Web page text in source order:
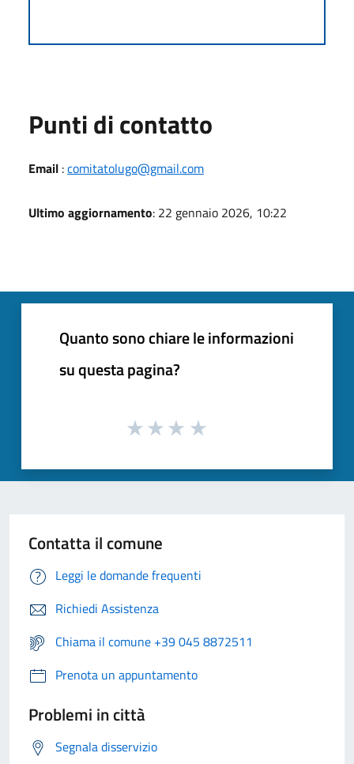
Punti di contatto
Email :comitatolugo@gmail.com
Ultimo aggiornamento: 22 gennaio 2026, 10:22
Quanto sono chiare le informazioni
su questa pagina?
Contatta il comune
Leggi le domande frequenti
Richiedi Assistenza
Chiama il comune +39 045 8872511
Prenota un appuntamento
Problemi in città
Segnala disservizio